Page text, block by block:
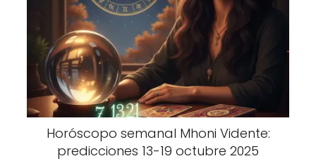
Horóscopo semanal Mhoni Vidente:
predicciones 13-19 octubre 2025